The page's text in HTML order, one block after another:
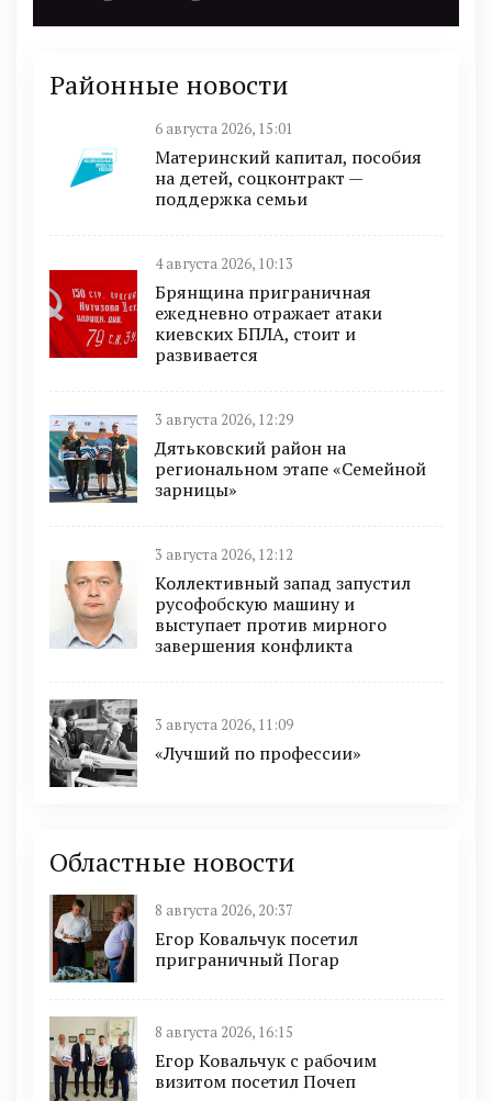
Районные новости
6 августа 2026, 15:01
Материнский капитал, пособия
на детей, соцконтракт —
поддержка семьи
4 августа 2026, 10:13
Брянщина приграничная
ежедневно отражает атаки
киевских БПЛА, стоит и
развивается
3 августа 2026, 12:29
Дятьковский район на
региональном этапе «Семейной
зарницы»
3 августа 2026, 12:12
Коллективный запад запустил
русофобскую машину и
выступает против мирного
завершения конфликта
3 августа 2026, 11:09
«Лучший по профессии»
Областные новости
8 августа 2026, 20:37
Егор Ковальчук посетил
приграничный Погар
8 августа 2026, 16:15
Егор Ковальчук с рабочим
визитом посетил Почеп